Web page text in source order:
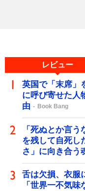
レビュー
英国で「末席」
に呼び寄せた
由
Book Bang
「死ぬとか言
を残して自死し
さ」に向き合う
舌は欠損、衣服
「世界一不気